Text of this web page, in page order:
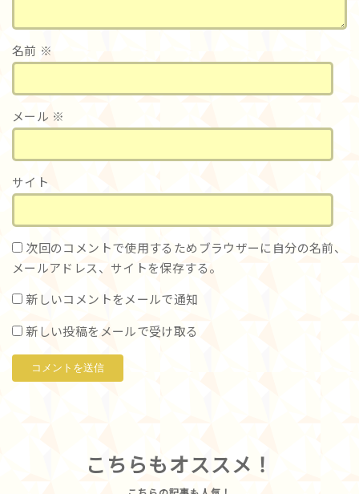
名前 ※
メール ※
サイト
次回のコメントで使用するためブラウザーに自分の名前、
メールアドレス、サイトを保存する。
新しいコメントをメールで通知
新しい投稿をメールで受け取る
こちらもオススメ！